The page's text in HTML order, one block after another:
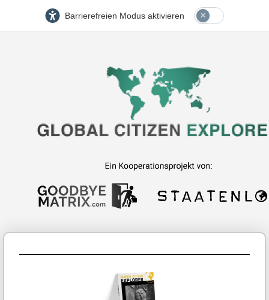
Barrierefreien Modus aktivieren